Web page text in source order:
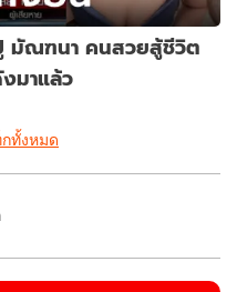
มัณฑนา คนสวยสู้ชีวิต
มาแล้ว
ทั้งหมด